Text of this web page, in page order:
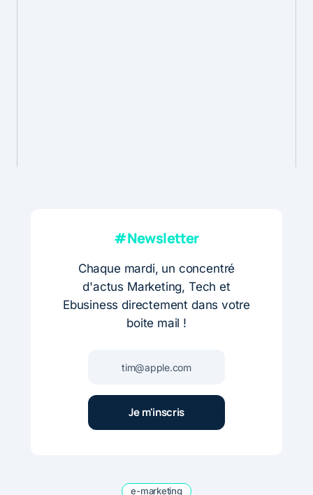
#Newsletter
Chaque mardi, un concentré
d'actus Marketing, Tech et
Ebusiness directement dans votre
boite mail !
e-marketing